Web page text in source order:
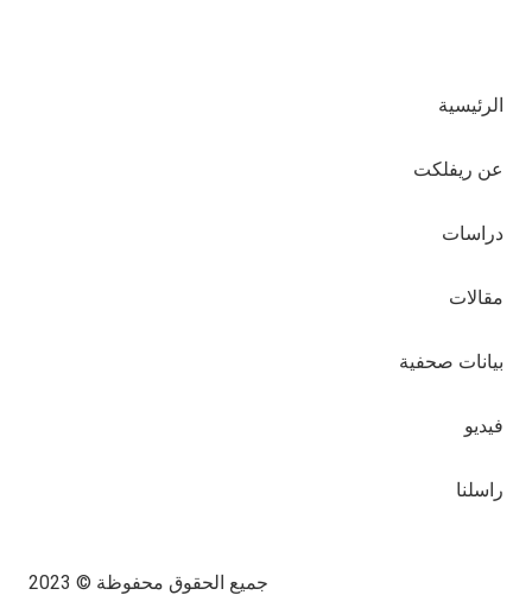
الرئيسية
عن ريفلكت
دراسات
مقالات
بيانات صحفية
فيديو
راسلنا
جميع الحقوق محفوظة © 2023